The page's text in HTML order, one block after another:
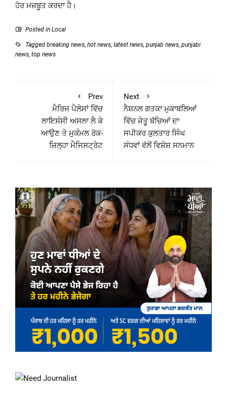
ਹੋਰ ਮਜ਼ਬੂਤ ਕਰਦਾ ਹੈ।
Posted in Local
Tagged breaking news, hot news, latest news, punjab news, punjabi
news, top news
Prev
ਮੈਰਿਜ ਪੈਲੇਸਾਂ ਵਿੱਚ
ਲਾਇਸੰਸੀ ਅਸਲਾ ਲੈ ਕੇ
ਆਉਣ ਤੇ ਮੁਕੰਮਲ ਰੋਕ-
ਜ਼ਿਲ੍ਹਾ ਮੈਜਿਸਟ੍ਰੇਟ
Next
ਨੈਸ਼ਨਲ ਗਤਕਾ ਮੁਕਾਬਲਿਆਂ
ਵਿੱਚ ਜੇਤੂ ਬੱਚਿਆਂ ਦਾ
ਸਪੀਕਰ ਕੁਲਤਾਰ ਸਿੰਘ
ਸੰਧਵਾਂ ਵੱਲੋਂ ਵਿਸ਼ੇਸ਼ ਸਨਮਾਨ